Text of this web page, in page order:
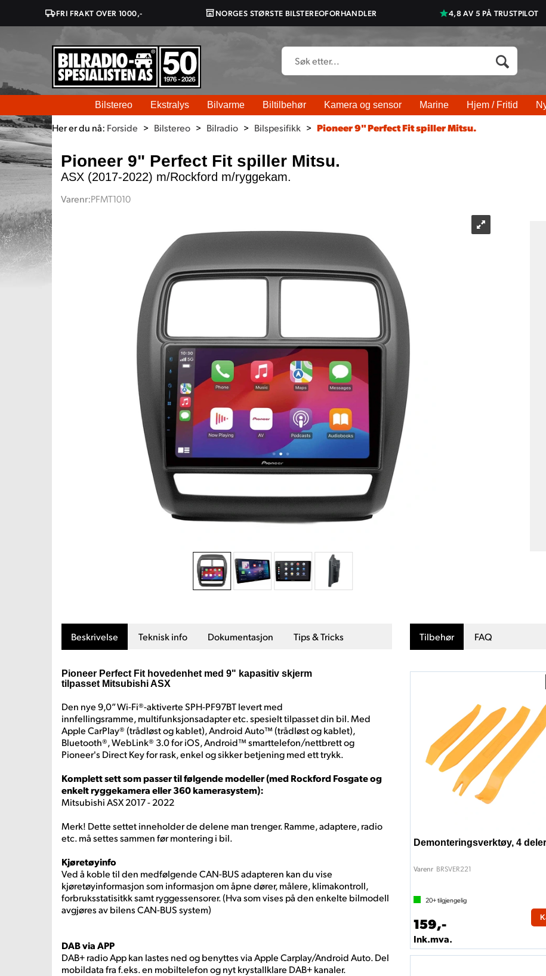
FRI FRAKT OVER 1000,- NORGES STØRSTE BILSTEREOFORHANDLER 4,8 AV 5 PÅ TRUSTPILOT
Bilstereo Ekstralys Bilvarme Biltilbehør Kamera og sensor Marine Hjem / Fritid
Her er du nå: Forside > Bilstereo > Bilradio > Bilspesifikk > Pioneer 9" Perfect Fit spiller Mitsu.
Pioneer 9" Perfect Fit spiller Mitsu.
ASX (2017-2022) m/Rockford m/ryggekam.
Varenr:PFMT1010
Beskrivelse Teknisk info Dokumentasjon Tips & Tricks
Pioneer Perfect Fit hovedenhet med 9" kapasitiv skjerm
tilpasset Mitsubishi ASX
Den nye 9,0” Wi-Fi®-aktiverte SPH-PF97BT levert med
innfellingsramme, multifunksjonsadapter etc. spesielt tilpasset din bil. Med
Apple CarPlay® (trådløst og kablet), Android Auto™ (trådløst og kablet),
Bluetooth®, WebLink® 3.0 for iOS, Android™ smarttelefon/nettbrett og
Pioneer's Direct Key for rask, enkel og sikker betjening med ett trykk.
Komplett sett som passer til følgende modeller (med Rockford Fosgate og
enkelt ryggekamera eller 360 kamerasystem):
Mitsubishi ASX 2017 - 2022
Merk! Dette settet inneholder de delene man trenger. Ramme, adaptere, radio
etc. må settes sammen før montering i bil.
Kjøretøyinfo
Ved å koble til den medfølgende CAN-BUS adapteren kan du vise
kjøretøyinformasjon som informasjon om åpne dører, målere, klimakontroll,
forbruksstatisitkk samt ryggessensorer. (Hva som vises på den enkelte bilmodell
avgjøres av bilens CAN-BUS system)
DAB via APP
DAB+ radio App kan lastes ned og benyttes via Apple Carplay/Android Auto. Del
mobildata fra f.eks. en mobiltelefon og nyt krystallklare DAB+ kanaler.
Tilbehør FAQ
Demonteringsverktøy, 4 deler
Varenr BRSVER221
20+tilgjengelig
159,-
Ink.mva.